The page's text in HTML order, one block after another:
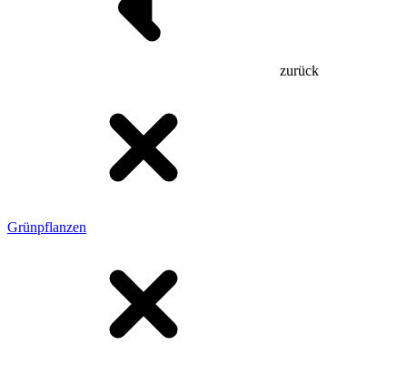
zurück
Grünpflanzen